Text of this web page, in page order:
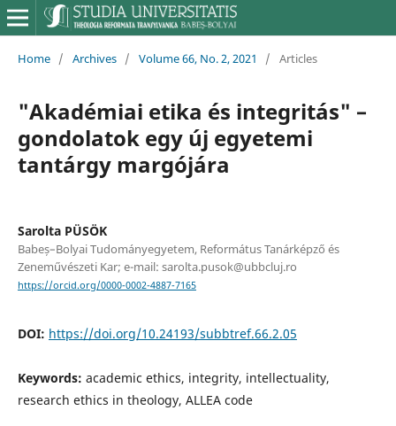
Home / Archives / Volume 66, No. 2, 2021 / Articles
"Akadémiai etika és integritás" –
gondolatok egy új egyetemi
tantárgy margójára
Sarolta PÜSÖK
Babeș–Bolyai Tudományegyetem, Református Tanárképző és
Zeneművészeti Kar; e-mail: sarolta.pusok@ubbcluj.ro
https://orcid.org/0000-0002-4887-7165
DOI: https://doi.org/10.24193/subbtref.66.2.05
Keywords: academic ethics, integrity, intellectuality,
research ethics in theology, ALLEA code